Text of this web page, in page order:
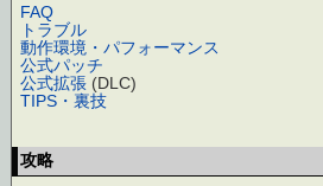
FAQ
トラブル
動作環境・パフォーマンス
公式パッチ
公式拡張 (DLC)
TIPS・裏技
攻略